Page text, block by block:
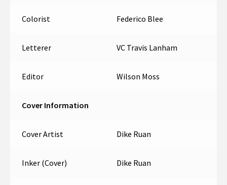
Colorist Federico Blee
Letterer VC Travis Lanham
Editor Wilson Moss
Cover Information
Cover Artist Dike Ruan
Inker (Cover) Dike Ruan